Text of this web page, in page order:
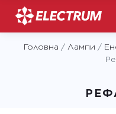
Головна / Лампи /